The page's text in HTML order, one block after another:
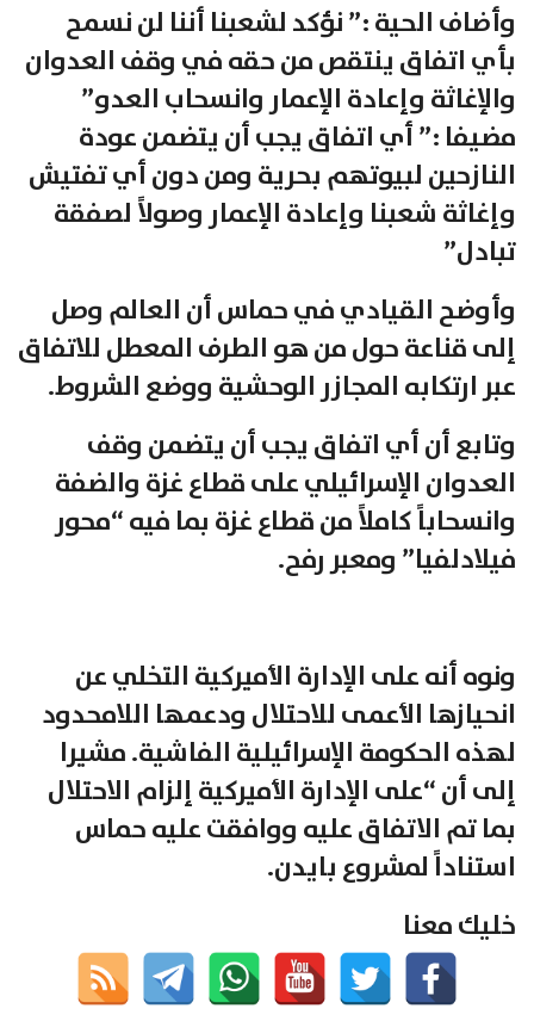
وأضاف الحية :” نؤكد لشعبنا أننا لن نسمح
بأي اتفاق ينتقص من حقه في وقف العدوان
والإغاثة وإعادة الإعمار وانسحاب العدو”
مضيفا :” أي اتفاق يجب أن يتضمن عودة
النازحين لبيوتهم بحرية ومن دون أي تفتيش
وإغاثة شعبنا وإعادة الإعمار وصولاً لصفقة
تبادل”
وأوضح القيادي في حماس أن العالم وصل
إلى قناعة حول من هو الطرف المعطل للاتفاق
عبر ارتكابه المجازر الوحشية ووضع الشروط.
وتابع أن أي اتفاق يجب أن يتضمن وقف
العدوان الإسرائيلي على قطاع غزة والضفة
وانسحاباً كاملاً من قطاع غزة بما فيه “محور
فيلادلفيا” ومعبر رفح.
ونوه أنه على الإدارة الأميركية التخلي عن
انحيازها الأعمى للاحتلال ودعمها اللامحدود
لهذه الحكومة الإسرائيلية الفاشية. مشيرا
إلى أن “على الإدارة الأميركية إلزام الاحتلال
بما تم الاتفاق عليه ووافقت عليه حماس
استناداً لمشروع بايدن.
خليك معنا